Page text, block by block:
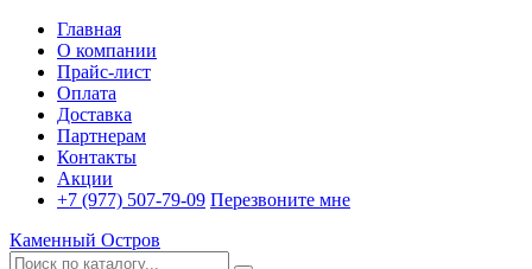
Главная
О компании
Прайс-лист
Оплата
Доставка
Партнерам
Контакты
Акции
+7 (977) 507-79-09 Перезвоните мне
Каменный Остров